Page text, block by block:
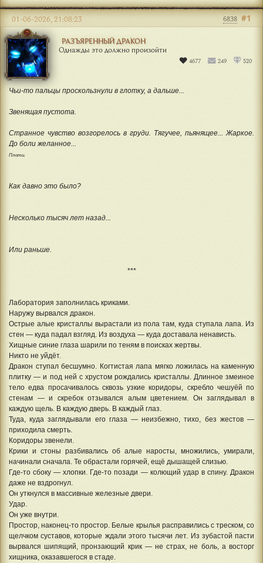
РАЗЪЯРЕННЫЙ ДРАКОН
Однажды это должно произойти
4677 249 520
#1
01-06-2026, 21:08:23 6838
Чьи-то пальцы проскользнули в глотку, а дальше...
Звенящая пустота.
Странное чувство возгорелось в груди. Тягучее, пьянящее... Жаркое.
До боли желанное...
Плоти.
Как давно это было?
Несколько тысяч лет назад...
Или раньше.
***
Лаборатория заполнилась криками.
Наружу вырвался дракон.
Острые алые кристаллы вырастали из пола там, куда ступала лапа. Из
стен — куда падал взгляд. Из воздуха — куда доставала ненависть.
Хищные синие глаза шарили по теням в поисках жертвы.
Никто не уйдёт.
Дракон ступал бесшумно. Когтистая лапа мягко ложилась на каменную
плитку — и под ней с хрустом рождались кристаллы. Длинное змеиное
тело едва просачивалось сквозь узкие коридоры, скребло чешуёй по
стенам — и скребок отзывался алым цветением. Он заглядывал в
каждую щель. В каждую дверь. В каждый глаз.
Туда, куда заглядывали его глаза — неизбежно, тихо, без жестов —
приходила смерть.
Коридоры звенели.
Крики и стоны разбивались об алые наросты, множились, умирали,
начинали сначала. Те обрастали горячей, ещё дышащей слизью.
Где-то сбоку — хлопки. Где-то позади — колющий удар в спину. Дракон
даже не вздрогнул.
Он уткнулся в массивные железные двери.
Удар.
Он уже внутри.
Простор, наконец-то простор. Белые крылья расправились с треском, со
щелчком суставов, которые ждали этого тысячи лет. Из зубастой пасти
вырвался шипящий, пронзающий крик — не страх, не боль, а восторг
хищника, оказавшегося в стаде.